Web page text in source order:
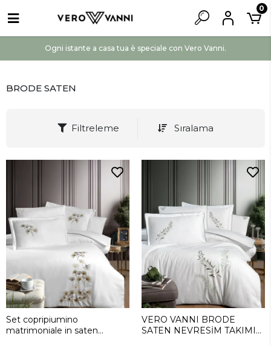
Ogni istante a casa tua è speciale con Vero Vanni.
0
BRODE SATEN
Filtreleme Sıralama
Set copripiumino
matrimoniale in saten
VERO VANNI BRODE
SATEN NEVRESİM TAKIMI